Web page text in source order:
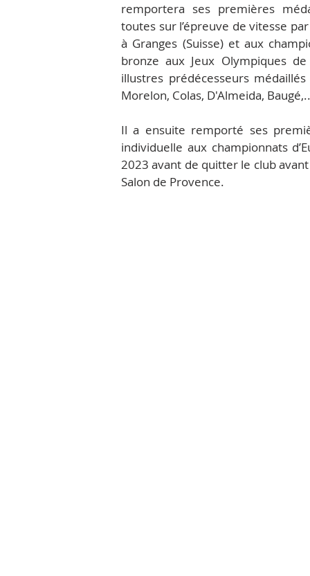
remportera ses premières
toutes sur l’épreuve de vitesse
à Granges (Suisse) et aux
bronze aux Jeux Olympiques
illustres prédécesseurs
Morelon, Colas, D'Almeida,
Il a ensuite remporté ses
individuelle aux championnats
2023 avant de quitter le club
Salon de Provence.